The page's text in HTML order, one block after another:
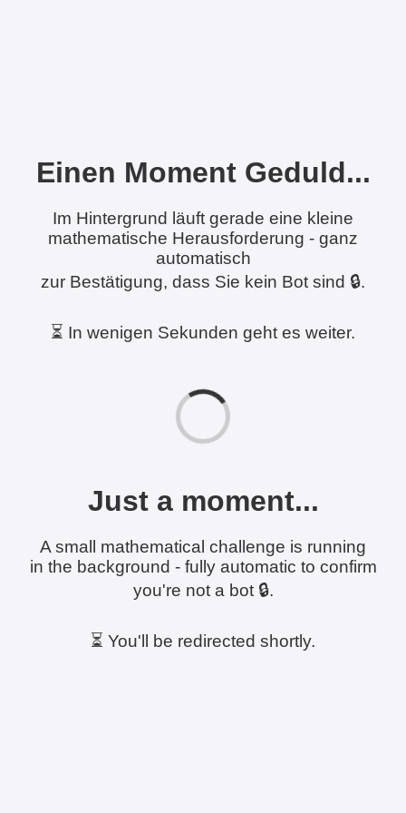
Einen Moment Geduld...
Im Hintergrund läuft gerade eine kleine
mathematische Herausforderung - ganz
automatisch
zur Bestätigung, dass Sie kein Bot sind 🔒.
⏳ In wenigen Sekunden geht es weiter.
Just a moment...
A small mathematical challenge is running
in the background - fully automatic to confirm
you're not a bot 🔒.
⏳ You'll be redirected shortly.